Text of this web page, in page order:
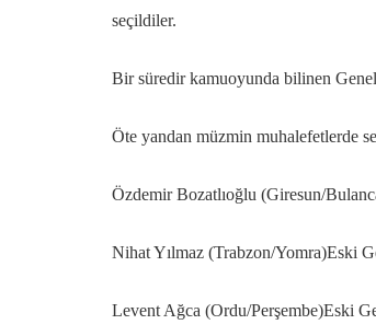
seçildiler.
Bir süredir kamuoyunda bilinen
Öte yandan müzmin muhalefetlerde
Özdemir Bozatlıoğlu (Giresun/
Nihat Yılmaz (Trabzon/Yomra)Eski
Levent Ağca (Ordu/Perşembe)Eski